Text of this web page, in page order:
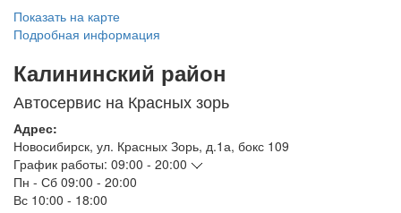
Показать на карте
Подробная информация
Калининский район
Автосервис на Красных зорь
Адрес:
Новосибирск, ул. Красных Зорь, д.1а, бокс 109
График работы: 09:00 - 20:00
Пн - Сб 09:00 - 20:00
Вс 10:00 - 18:00